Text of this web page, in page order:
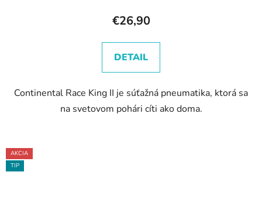
€26,90
DETAIL
Continental Race King II je súťažná pneumatika, ktorá sa
na svetovom pohári cíti ako doma.
AKCIA
TIP